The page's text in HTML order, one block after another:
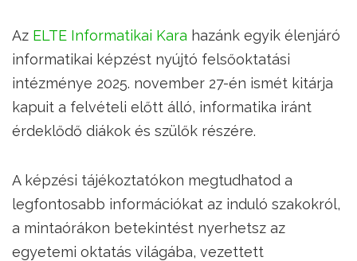
Az ELTE Informatikai Kara hazánk egyik élenjáró
informatikai képzést nyújtó felsőoktatási
intézménye 2025. november 27-én ismét kitárja
kapuit a felvételi előtt álló, informatika iránt
érdeklődő diákok és szülők részére.
A képzési tájékoztatókon megtudhatod a
legfontosabb információkat az induló szakokról,
a mintaórákon betekintést nyerhetsz az
egyetemi oktatás világába, vezettett